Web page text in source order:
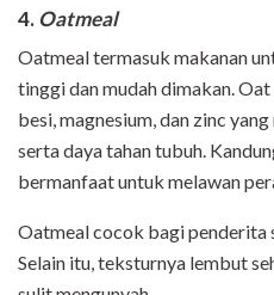
4. Oatmeal
Oatmeal termasuk makanan
tinggi dan mudah dimakan.
besi, magnesium, dan zinc
serta daya tahan tubuh.
bermanfaat untuk melawan
Oatmeal cocok bagi penderita
Selain itu, teksturnya lembut